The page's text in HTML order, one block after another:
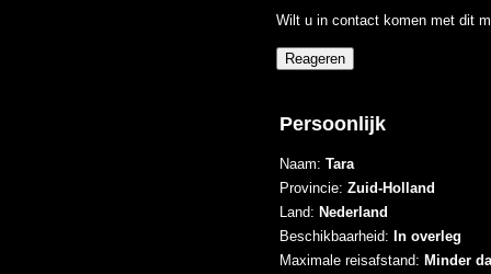
Wilt u in contact komen met dit
Persoonlijk
Naam: Tara
Provincie: Zuid-Holland
Land: Nederland
Beschikbaarheid: In overleg
Maximale reisafstand: Minder